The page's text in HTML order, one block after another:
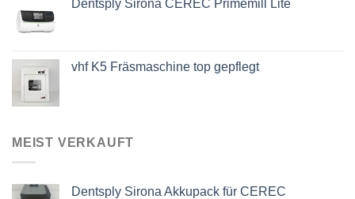
Dentsply Sirona CEREC Primemill Lite
vhf K5 Fräsmaschine top gepflegt
MEIST VERKAUFT
Dentsply Sirona Akkupack für CEREC